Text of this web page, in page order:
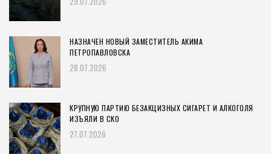
НАЗНАЧЕН НОВЫЙ ЗАМЕСТИТЕЛЬ АКИМА
ПЕТРОПАВЛОВСКА
28.07.2026
КРУПНУЮ ПАРТИЮ БЕЗАКЦИЗНЫХ СИГАРЕТ И АЛКОГОЛЯ
ИЗЪЯЛИ В СКО
27.07.2026